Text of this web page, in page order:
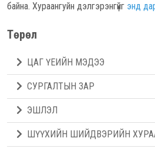
байна. Хураангуйн дэлгэрэнгүйг энд
Төрөл
ЦАГ ҮЕИЙН МЭДЭЭ
СУРГАЛТЫН ЗАР
ЭШЛЭЛ
ШҮҮХИЙН ШИЙДВЭРИЙН